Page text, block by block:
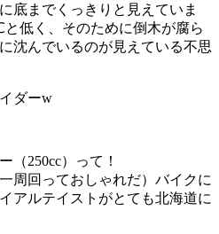
底までくっきりと見えていま
低く、そのために倒木が腐ら
沈んでいるのが見えている不思
ダーw
（250cc）って！
周回っておしゃれだ）バイクに
アルテイストがとても北海道に